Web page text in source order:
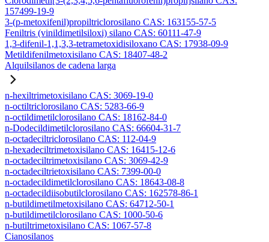
157499-19-9
3-(p-metoxifenil)propiltriclorosilano CAS: 163155-57-5
Feniltris (vinildimetilsiloxi) silano CAS: 60111-47-9
1,3-difenil-1,1,3,3-tetrametoxidisiloxano CAS: 17938-09-9
Metildifenilmetoxisilano CAS: 18407-48-2
Alquilsilanos de cadena larga
n-hexiltrimetoxisilano CAS: 3069-19-0
n-octiltriclorosilano CAS: 5283-66-9
n-octildimetilclorosilano CAS: 18162-84-0
n-Dodecildimetilclorosilano CAS: 66604-31-7
n-octadeciltriclorosilano CAS: 112-04-9
n-hexadeciltrimetoxisilano CAS: 16415-12-6
n-octadeciltrimetoxisilano CAS: 3069-42-9
n-octadeciltrietoxisilano CAS: 7399-00-0
n-octadecildimetilclorosilano CAS: 18643-08-8
n-octadecildiisobutilclorosilano CAS: 162578-86-1
n-butildimetilmetoxisilano CAS: 64712-50-1
n-butildimetilclorosilano CAS: 1000-50-6
n-butiltrimetoxisilano CAS: 1067-57-8
Cianosilanos